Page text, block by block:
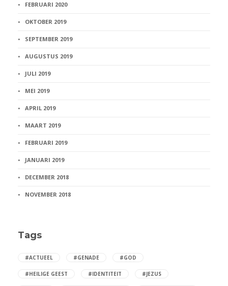
FEBRUARI 2020
OKTOBER 2019
SEPTEMBER 2019
AUGUSTUS 2019
JULI 2019
MEI 2019
APRIL 2019
MAART 2019
FEBRUARI 2019
JANUARI 2019
DECEMBER 2018
NOVEMBER 2018
Tags
#ACTUEEL #GENADE #GOD
#HEILIGE GEEST #IDENTITEIT #JEZUS